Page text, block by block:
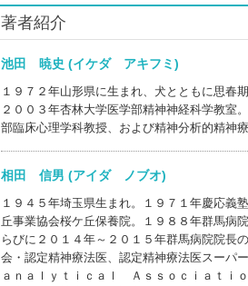
著者紹介
池田 暁史 (イケダ アキフミ)
１９７２年山形県に生まれ、犬とともに思春
２００３年杏林大学医学部精神神経科学教室
部臨床心理学科教授、および精神分析的精神
相田 信男 (アイダ ノブオ)
１９４５年埼玉県生まれ。１９７１年慶応義
丘事業協会桜ケ丘保養院。１９８８年群馬病
らびに２０１４年～２０１５年群馬病院院長
会・認定精神療法医、認定精神療法医スー
ａｎａｌｙｔｉｃａｌ Ａｓｓｏｃｉａｔｉ